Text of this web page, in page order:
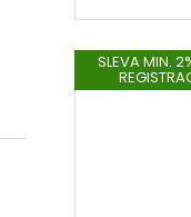
SLEVA MIN.